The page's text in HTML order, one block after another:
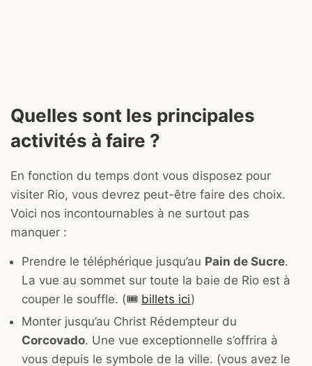
Quelles sont les principales
activités à faire ?
En fonction du temps dont vous disposez pour
visiter Rio, vous devrez peut-être faire des choix.
Voici nos incontournables à ne surtout pas
manquer :
Prendre le téléphérique jusqu’au Pain de Sucre.
La vue au sommet sur toute la baie de Rio est à
couper le souffle. (🎟 billets ici)
Monter jusqu’au Christ Rédempteur du
Corcovado. Une vue exceptionnelle s’offrira à
vous depuis le symbole de la ville. (vous avez le